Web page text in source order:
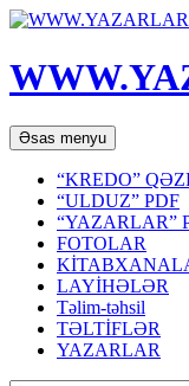
Axtar
Əsas menyu
keç
“KREDO”
“ULDUZ” PDF
“YAZARLAR”
FOTOLAR
LAYİHƏLƏR
Təlim-təhsil
TƏLTİFLƏR
YAZARLAR